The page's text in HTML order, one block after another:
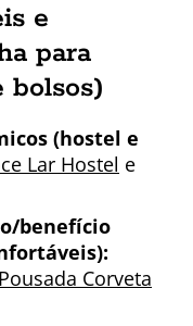
e
para
bolsos)
(hostel e
Lar Hostel e
benefício
Pousada Corveta